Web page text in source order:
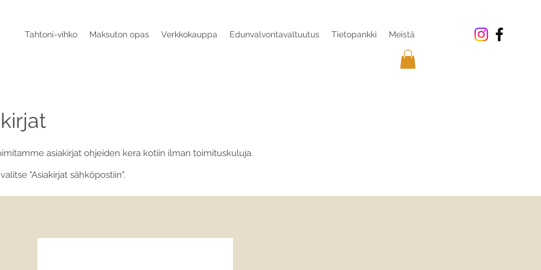
Tahtoni-vihko Maksuton opas Verkkokauppa Edunvalvontavaltuutus Tietopankki Meistä
asiakirjat ohjeiden kera kotiin ilman toimituskuluja.
"Asiakirjat sähköpostiin".